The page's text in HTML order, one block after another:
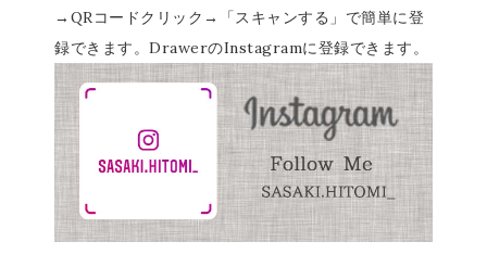
→QRコードクリック→「スキャンする」で簡単に登
録できます。DrawerのInstagramに登録できます。